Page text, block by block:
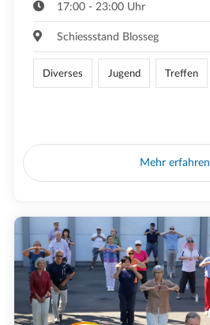
17:00 - 23:00 Uhr
Schiessstand Blosseg
Diverses Jugend Treffen
Mehr erfahren